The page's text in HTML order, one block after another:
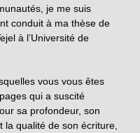
je me suis
conduit à ma thèse de
à l’Université de
vous vous êtes
qui a suscité
sa profondeur, son
qualité de son écriture,